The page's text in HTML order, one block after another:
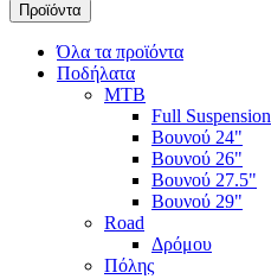
Timamopoulos.gr
45 χρόνια πρώτοι στο ποδήλατο
Προϊόντα
Όλα τα προϊόντα
Ποδήλατα
MTB
Full Suspension
Βουνού 24"
Βουνού 26"
Βουνού 27.5"
Βουνού 29"
Road
Δρόμου
Πόλης